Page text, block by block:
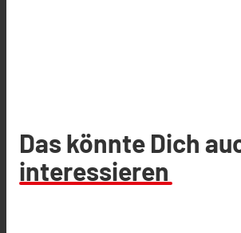
Das könnte Dich
interessieren